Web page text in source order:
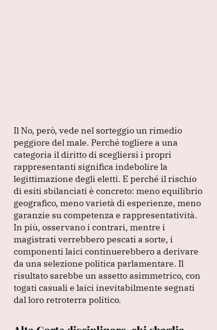
Il No, però, vede nel sorteggio un rimedio
peggiore del male. Perché togliere a una
categoria il diritto di scegliersi i propri
rappresentanti significa indebolire la
legittimazione degli eletti. E perché il rischio
di esiti sbilanciati è concreto: meno equilibrio
geografico, meno varietà di esperienze, meno
garanzie su competenza e rappresentatività.
In più, osservano i contrari, mentre i
magistrati verrebbero pescati a sorte, i
componenti laici continuerebbero a derivare
da una selezione politica parlamentare. Il
risultato sarebbe un assetto asimmetrico, con
togati casuali e laici inevitabilmente segnati
dal loro retroterra politico.